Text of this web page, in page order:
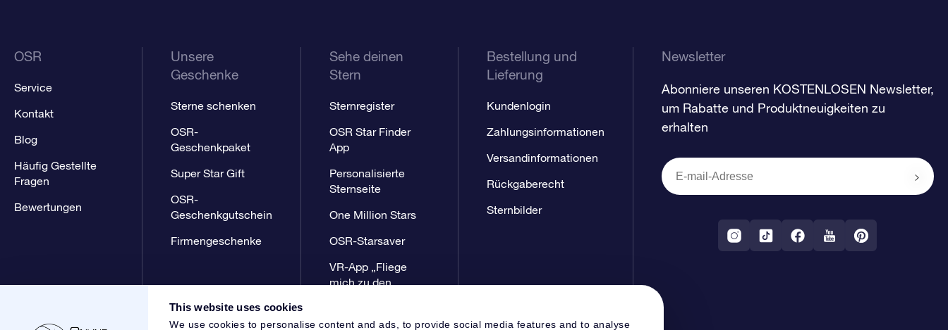
This website uses cookies
We use cookies to personalise content and ads, to provide social media features and to analyse
OSR
Service
Kontakt
Blog
Häufig Gestellte
Fragen
Bewertungen
Unsere
Geschenke
Sterne schenken
OSR-
Geschenkpaket
Super Star Gift
OSR-
Geschenkgutschein
Firmengeschenke
Sehe deinen
Stern
Sternregister
OSR Star Finder
App
Personalisierte
Sternseite
One Million Stars
OSR-Starsaver
VR-App „Fliege
mich zu den
Bestellung und
Lieferung
Kundenlogin
Zahlungsinformationen
Versandinformationen
Rückgaberecht
Sternbilder
Newsletter
Abonniere unseren KOSTENLOSEN Newsletter,
um Rabatte und Produktneuigkeiten zu
erhalten